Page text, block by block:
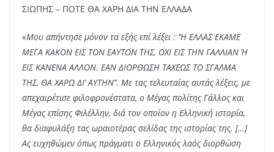
ΣΙΩΠΗΣ – ΠΟΤΕ ΘΑ ΧΑΡΗ ΔΙΑ ΤΗΝ ΕΛΛΑΔΑ
«Μου απήντησε μόνον τα εξής επί λέξει : ‘’Η ΕΛΛΑΣ ΕΚΑΜΕ
ΜΕΓΑ ΚΑΚΟΝ ΕΙΣ ΤΟΝ ΕΑΥΤΟΝ ΤΗΣ, ΟΧΙ ΕΙΣ ΤΗΝ ΓΑΛΛΙΑΝ Ή
ΕΙΣ ΚΑΝΕΝΑ ΑΛΛΟΝ. ΕΑΝ ΔΙΟΡΘΩΣΗ ΤΑΧΕΩΣ ΤΟ ΣΓΑΛΜΑ
ΤΗΣ, ΘΑ ΧΑΡΩ ΔΙ’ ΑΥΤΗΝ’’. Με τας τελευταίας αυτάς λέξεις, με
απεχαιρέτισε φιλοφρονέστατα, ο Μέγας πολίτης Γάλλος και
Μέγας επίσης Φιλέλλην, διά τον οποίον η Ελληνική ιστορία,
θα διαφυλάξη τας ωραιοτέρας σελίδας της ιστορίας της. […]
Ας ευχηθώμεν όπως πράγματι ο Ελληνικός λαός διορθώση